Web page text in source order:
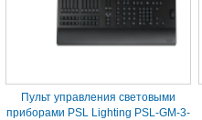
Пульт управления световыми
приборами PSL Lighting PSL-GM-3-